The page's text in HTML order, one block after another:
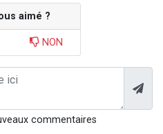
aimé ?
NON
commentaires